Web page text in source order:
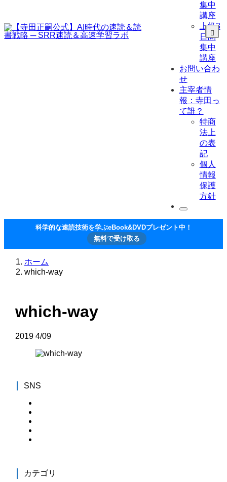
集中
講座
上級3
日間
集中
講座
お問い合わ
せ
主宰者情
報：寺田っ
て誰？
特商
法上
の表
記
個人
情報
保護
方針
科学的な速読技術を学ぶeBook&DVDプレゼント中！
無料で受け取る
ホーム
which-way
which-way
2019 4/09
SNS
カテゴリ